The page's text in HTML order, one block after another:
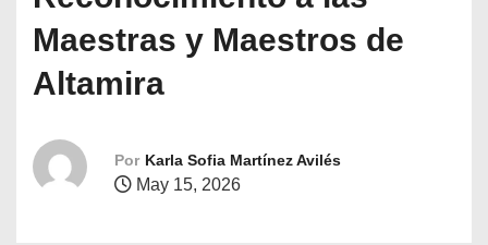
Maestras y Maestros de
Altamira
Por Karla Sofia Martínez Avilés
May 15, 2026